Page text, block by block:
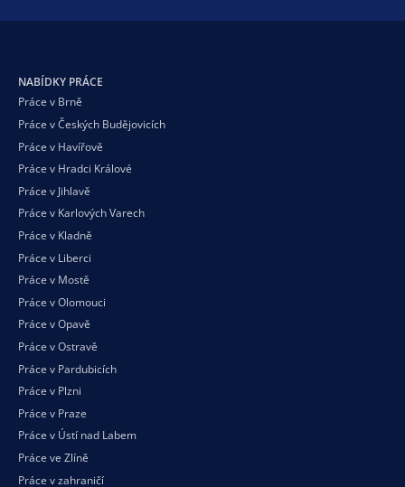
NABÍDKY PRÁCE
Práce v Brně
Práce v Českých Budějovicích
Práce v Havířově
Práce v Hradci Králové
Práce v Jihlavě
Práce v Karlových Varech
Práce v Kladně
Práce v Liberci
Práce v Mostě
Práce v Olomouci
Práce v Opavě
Práce v Ostravě
Práce v Pardubicích
Práce v Plzni
Práce v Praze
Práce v Ústí nad Labem
Práce ve Zlíně
Práce v zahraničí